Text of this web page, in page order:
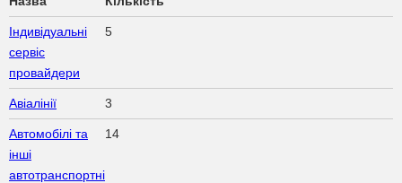
Індивідуальні
сервіс
провайдери
5
Авіалінії 3
Автомобілі та
інші
автотранспортні
14